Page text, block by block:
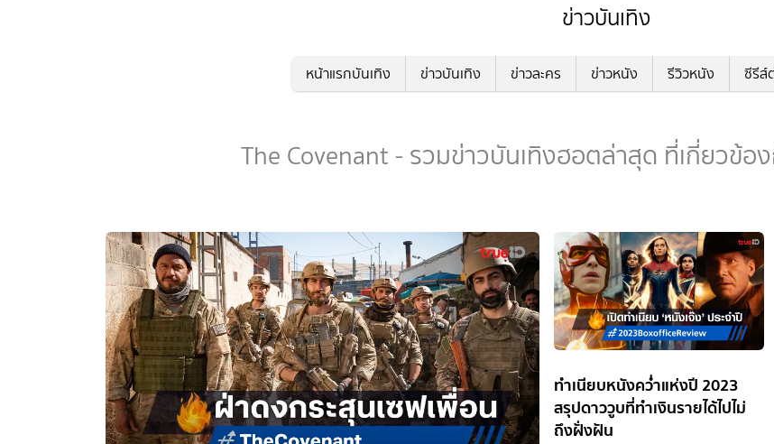
ข่าวบันเทิง
หน้าแรกบันเทิง ข่าวบันเทิง ข่าวละคร ข่าวหนัง รีวิวหนัง ซีรีส์
The Covenant - รวมข่าวบันเทิงฮอตล่าสุด ที่เกี่ยวข้อ
ทำเนียบหนังคว่ำแห่งปี 2023
สรุปดาววูบที่ทำเงินรายได้ไปไม่
ถึงฝั่งฝัน